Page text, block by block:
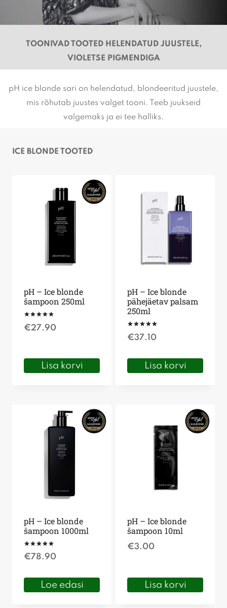
TOONIVAD TOOTED HELENDATUD JUUSTELE,
VIOLETSE PIGMENDIGA
pH ice blonde sari on helendatud, blondeeritud juustele,
mis rõhutab juustes valget tooni. Teeb juukseid
valgemaks ja ei tee halliks.
ICE BLONDE TOOTED
pH – Ice blonde
šampoon 250ml
Hinnanguga
5.00
€27.90
Lisa korvi
pH – Ice blonde
pähejäetav palsam
250ml
Hinnanguga
5.00
€37.10
Lisa korvi
pH – Ice blonde
šampoon 1000ml
Hinnanguga
5.00
€78.90
Loe edasi
pH – Ice blonde
šampoon 10ml
€3.00
Lisa korvi